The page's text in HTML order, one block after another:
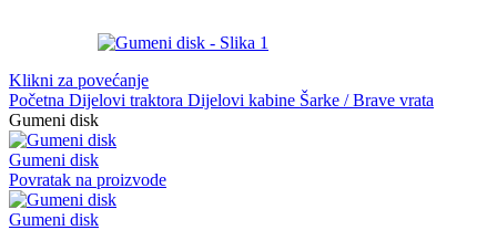
Klikni za povećanje
Početna Dijelovi traktora Dijelovi kabine Šarke / Brave vrata
Gumeni disk
Gumeni disk
Povratak na proizvode
Gumeni disk